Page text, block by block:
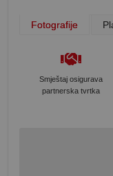
Fotografije
Smještaj osigurava
partnerska tvrtka